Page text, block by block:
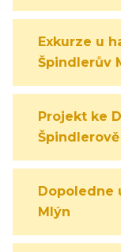
Exkurze u
Špindlerův
Projekt ke
Dopoledne
Mlýn